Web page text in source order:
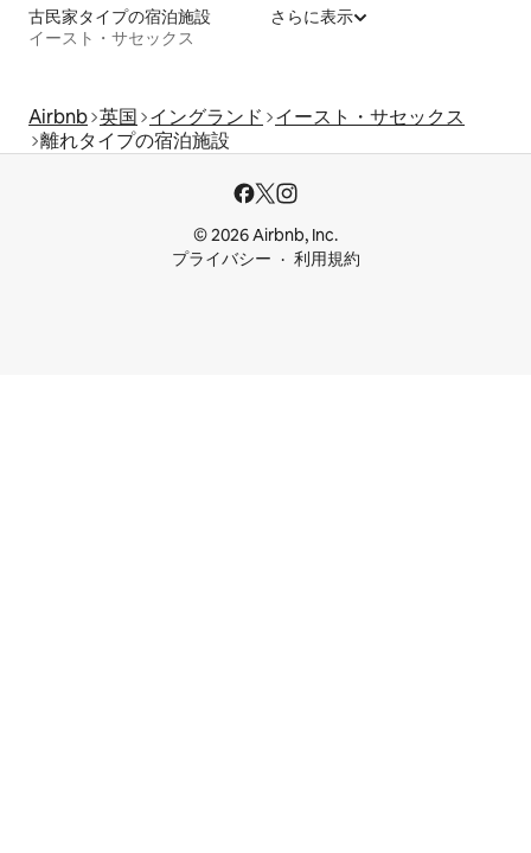
古民家タイプの宿泊施設
イースト・サセックス
さらに表示
Airbnb 英国 イングランド
イースト・サセックス
離れタイプの宿泊施設
© 2026 Airbnb, Inc.
プライバシー
利用規約